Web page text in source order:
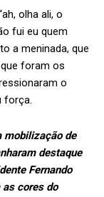
olha ali, o
fui eu quem
a meninada, que
foram os
o
força.
mobilização de
destaque
Fernando
cores do